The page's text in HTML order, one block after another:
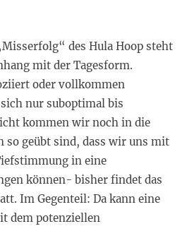
des Hula Hoop steht
mit der Tagesform.
oder vollkommen
nur suboptimal bis
kommen wir noch in die
so geübt sind, dass wir uns mit
in eine
können- bisher findet das
Im Gegenteil: Da kann eine
dem potenziellen